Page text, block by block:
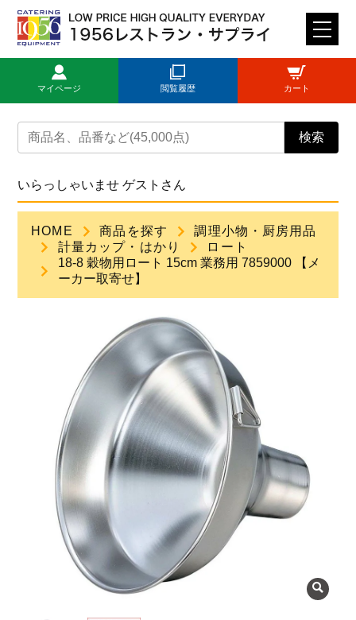
M
E
U
検索
マイページ 閲覧履歴 カート
トップページ
新規登録
商品一覧
よくある質問
会社概要
OEMについて
Instagram
facebook
いらっしゃいませ ゲストさん
HOME 商品を探す
調理小物・厨房用品
計量カップ・はかり
ロート
18-8 穀物用ロート 15cm 業務用 7859000 【メ
ーカー取寄せ】